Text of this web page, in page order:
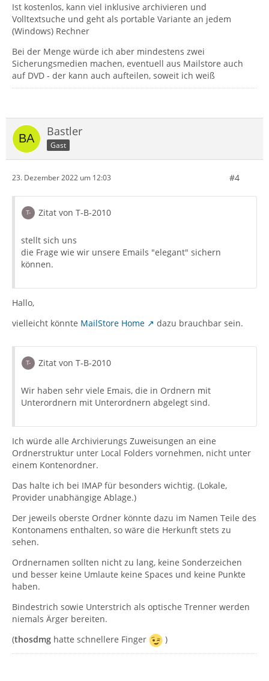
Ist kostenlos, kann viel inklusive archivieren und
Volltextsuche und geht als portable Variante an jedem
(Windows) Rechner
Bei der Menge würde ich aber mindestens zwei
Sicherungsmedien machen, eventuell aus Mailstore auch
auf DVD - der kann auch aufteilen, soweit ich weiß
Bastler
Gast
23. Dezember 2022 um 12:03 #4
Zitat von T-B-2010
stellt sich uns
die Frage wie wir unsere Emails "elegant" sichern
können.
Hallo,
vielleicht könnte MailStore Home dazu brauchbar sein.
Zitat von T-B-2010
Wir haben sehr viele Emais, die in Ordnern mit
Unterordnern mit Unterordnern abgelegt sind.
Ich würde alle Archivierungs Zuweisungen an eine
Ordnerstruktur unter Local Folders vornehmen, nicht unter
einem Kontenordner.
Das halte ich bei IMAP für besonders wichtig. (Lokale,
Provider unabhängige Ablage.)
Der jeweils oberste Ordner könnte dazu im Namen Teile des
Kontonamens enthalten, so wäre die Herkunft stets zu
sehen.
Ordnernamen sollten nicht zu lang, keine Sonderzeichen
und besser keine Umlaute keine Spaces und keine Punkte
haben.
Bindestrich sowie Unterstrich als optische Trenner werden
niemals Ärger bereiten.
(thosdmg hatte schnellere Finger )